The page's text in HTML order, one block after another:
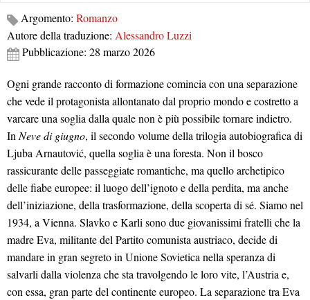
Argomento: Romanzo
Autore della traduzione: Alessandro Luzzi
Pubblicazione: 28 marzo 2026
Ogni grande racconto di formazione comincia con una separazione
che vede il protagonista allontanato dal proprio mondo e costretto a
varcare una soglia dalla quale non è più possibile tornare indietro.
In Neve di giugno, il secondo volume della trilogia autobiografica di
Ljuba Arnautović, quella soglia è una foresta. Non il bosco
rassicurante delle passeggiate romantiche, ma quello archetipico
delle fiabe europee: il luogo dell’ignoto e della perdita, ma anche
dell’iniziazione, della trasformazione, della scoperta di sé. Siamo nel
1934, a Vienna. Slavko e Karli sono due giovanissimi fratelli che la
madre Eva, militante del Partito comunista austriaco, decide di
mandare in gran segreto in Unione Sovietica nella speranza di
salvarli dalla violenza che sta travolgendo le loro vite, l’Austria e,
con essa, gran parte del continente europeo. La separazione tra Eva